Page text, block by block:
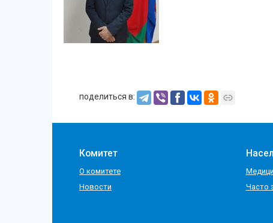
поделиться в:
Комитет
О комитете
Новости
Часто